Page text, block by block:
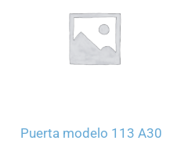
Puerta modelo 113 A30